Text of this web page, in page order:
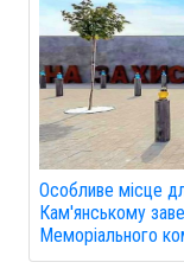
Особливе місце
Кам'янському
Меморіального